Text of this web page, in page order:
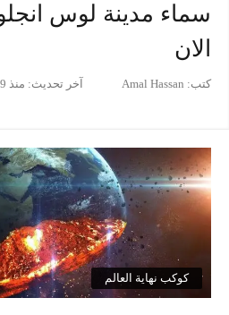
سماء مدينة لوس
الان
كتب: Amal Hassan آخر تحديث: منذ 9 سنوات
كوكب نهاية العالم